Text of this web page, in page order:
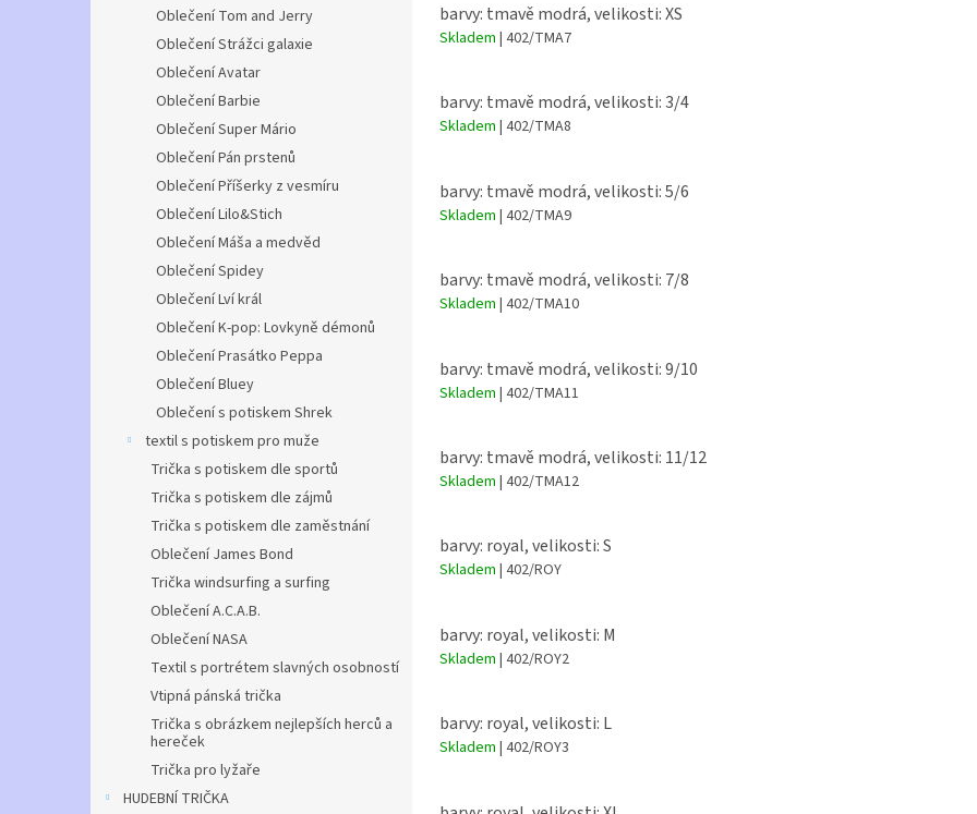
Oblečení Tom and Jerry
Oblečení Strážci galaxie
Oblečení Avatar
Oblečení Barbie
Oblečení Super Mário
Oblečení Pán prstenů
Oblečení Příšerky z vesmíru
Oblečení Lilo&Stich
Oblečení Máša a medvěd
Oblečení Spidey
Oblečení Lví král
Oblečení K-pop: Lovkyně démonů
Oblečení Prasátko Peppa
Oblečení Bluey
Oblečení s potiskem Shrek
textil s potiskem pro muže
Trička s potiskem dle sportů
Trička s potiskem dle zájmů
Trička s potiskem dle zaměstnání
Oblečení James Bond
Trička windsurfing a surfing
Oblečení A.C.A.B.
Oblečení NASA
Textil s portrétem slavných osobností
Vtipná pánská trička
Trička s obrázkem nejlepších herců a
hereček
Trička pro lyžaře
HUDEBNÍ TRIČKA
barvy: tmavě modrá, velikosti: XS
Skladem | 402/TMA7
barvy: tmavě modrá, velikosti: 3/4
Skladem | 402/TMA8
barvy: tmavě modrá, velikosti: 5/6
Skladem | 402/TMA9
barvy: tmavě modrá, velikosti: 7/8
Skladem | 402/TMA10
barvy: tmavě modrá, velikosti: 9/10
Skladem | 402/TMA11
barvy: tmavě modrá, velikosti: 11/12
Skladem | 402/TMA12
barvy: royal, velikosti: S
Skladem | 402/ROY
barvy: royal, velikosti: M
Skladem | 402/ROY2
barvy: royal, velikosti: L
Skladem | 402/ROY3